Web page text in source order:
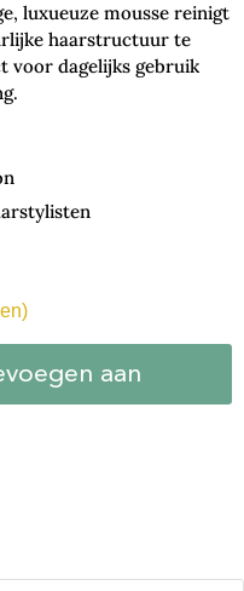
luxueuze mousse reinigt
haarstructuur te
voor dagelijks gebruik
aan